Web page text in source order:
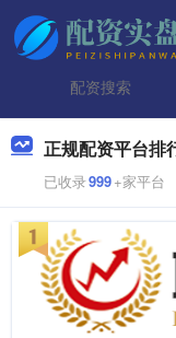
正规配资平台排
已收录999+家平台